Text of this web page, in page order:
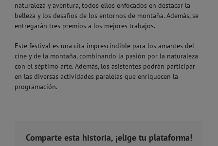
naturaleza y aventura, todos ellos enfocados en destacar la
belleza y los desafíos de los entornos de montaña. Además, se
entregarán tres premios a los mejores trabajos.
Este festival es una cita imprescindible para los amantes del
cine y de la montaña, combinando la pasión por la naturaleza
con el séptimo arte. Además, los asistentes podrán participar
en las diversas actividades paralelas que enriquecen la
programación.
Comparte esta historia, ¡elige tu plataforma!